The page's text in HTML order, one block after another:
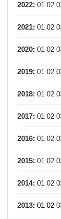
2022: 01 02
2021: 01 02
2020: 01 02
2019: 01 02
2018: 01 02
2017: 01 02
2016: 01 02
2015: 01 02
2014: 01 02
2013: 01 02